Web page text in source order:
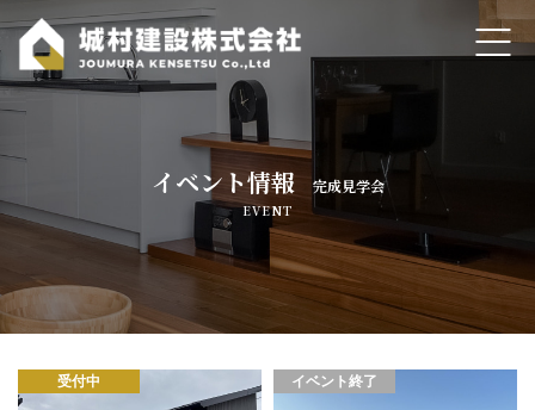
ホーム
コンセプト・当社の強み
新築注文住宅
全館空調システムZ空調
分譲地情報
イベント情報 完成見学会
EVENT
受付中 イベント終了